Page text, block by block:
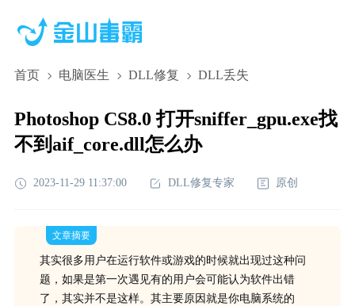
首页 电脑医生 DLL修复 DLL丢失
Photoshop CS8.0 打开sniffer_gpu.exe找
不到aif_core.dll怎么办
2023-11-29 11:37:00 DLL修复专家 原创
文章摘要
其实很多用户在运行软件或游戏的时候就出现过这种问
题，如果是第一次遇见有的用户会可能认为软件出错
了，其实并不是这样。其主要原因就是你电脑系统的